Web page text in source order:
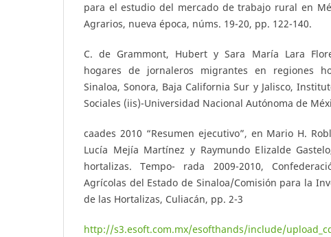
para el estudio del mercado de trabajo rural en
Agrarios, nueva época, núms. 19-20, pp. 122-140.
C. de Grammont, Hubert y Sara María Lara
hogares de jornaleros migrantes en regiones
Sinaloa, Sonora, Baja California Sur y Jalisco,
Sociales (iis)-Universidad Nacional Autónoma de
caades 2010 “Resumen ejecutivo”, en Mario H.
Lucía Mejía Martínez y Raymundo Elizalde
hortalizas. Tempo- rada 2009-2010,
Agrícolas del Estado de Sinaloa/Comisión para la
de las Hortalizas, Culiacán, pp. 2-3
http://s3.esoft.com.mx/esofthands/include/